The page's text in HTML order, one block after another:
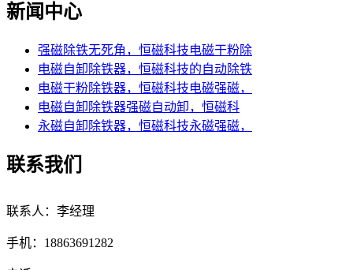
新闻中心
强磁除铁无死角，恒磁科技电磁干粉除
电磁自卸除铁器，恒磁科技的自动除铁
电磁干粉除铁器，恒磁科技电磁强磁，
电磁自卸除铁器强磁自动卸，恒磁科
永磁自卸除铁器，恒磁科技永磁强磁，
联系我们
联系人：李经理
手机：18863691282